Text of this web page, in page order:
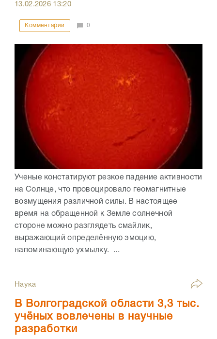
13.02.2026 13:20
Комментарии 0
Ученые констатируют резкое падение активности
на Солнце, что провоцировало геомагнитные
возмущения различной силы. В настоящее
время на обращенной к Земле солнечной
стороне можно разглядеть смайлик,
выражающий определённую эмоцию,
напоминающую ухмылку. ...
Наука
В Волгоградской области 3,3 тыс.
учёных вовлечены в научные
разработки